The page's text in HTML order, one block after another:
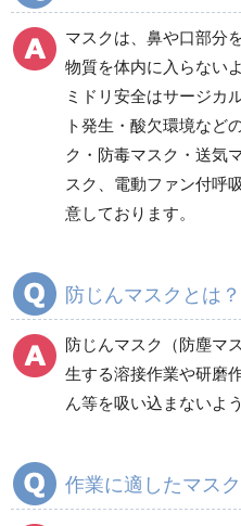
電気保守用品 ワイパー
防災グッズ（防災セット）
健康管理器具 季節商品
商品カテゴリ一覧
フィルター取替式防じ
んマスク
簡易衛生マスク
電動ファン付き呼吸用
防毒マスク
マスクは、鼻や口部分
物質を体内に入らない
ミドリ安全はサージカ
ト発生・酸欠環境など
ク・防毒マスク・送気
スク、電動ファン付呼
意しております。
防じんマスクとは？
防じんマスク（防塵マ
生する溶接作業や研磨
ん等を吸い込まないよ
作業に適したマス